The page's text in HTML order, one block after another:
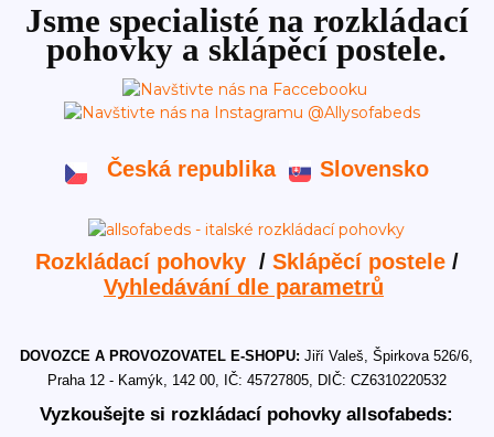
Jsme specialisté na rozkládací
pohovky a sklápěcí postele.
Česká republika Slovensko
Rozkládací pohovky / Sklápěcí postele/
Vyhledávání dle parametrů
DOVOZCE A PROVOZOVATEL E-SHOPU:Jiří Valeš, Špirkova 526/6,
Praha 12 - Kamýk, 142 00, IČ: 45727805, DIČ: CZ6310220532
Vyzkoušejte si rozkládací pohovky allsofabeds: